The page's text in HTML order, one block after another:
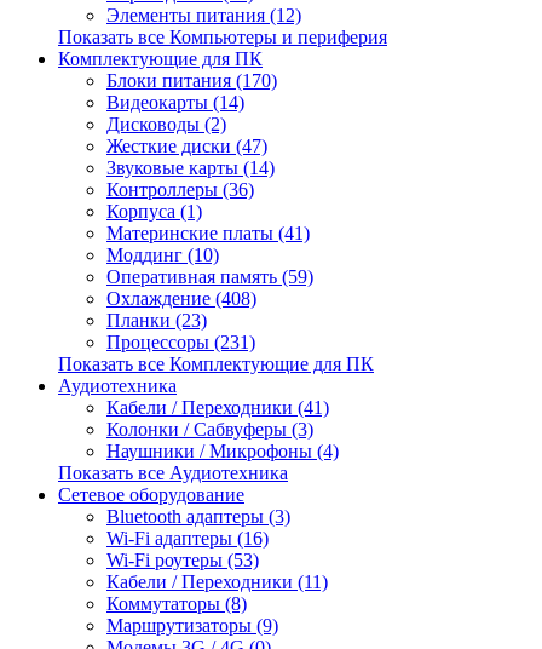
Элементы питания (12)
Показать все Компьютеры и периферия
Комплектующие для ПК
Блоки питания (170)
Видеокарты (14)
Дисководы (2)
Жесткие диски (47)
Звуковые карты (14)
Контроллеры (36)
Корпуса (1)
Материнские платы (41)
Моддинг (10)
Оперативная память (59)
Охлаждение (408)
Планки (23)
Процессоры (231)
Показать все Комплектующие для ПК
Аудиотехника
Кабели / Переходники (41)
Колонки / Сабвуферы (3)
Наушники / Микрофоны (4)
Показать все Аудиотехника
Сетевое оборудование
Bluetooth адаптеры (3)
Wi-Fi адаптеры (16)
Wi-Fi роутеры (53)
Кабели / Переходники (11)
Коммутаторы (8)
Маршрутизаторы (9)